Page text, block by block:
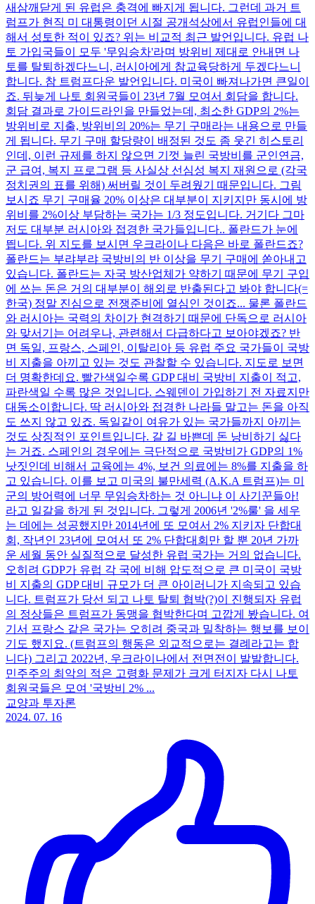
새삼깨닫게 된 유럽은 충격에 빠지게 됩니다. 그런데 과거 트
럼프가 현직 미 대통령이던 시절 공개석상에서 유럽인들에 대
해서 성토한 적이 있죠? 위는 비교적 최근 발언입니다. 유럽 나
토 가입국들이 모두 '무임승차'라며 방위비 제대로 안내면 나
토를 탈퇴하겠다느니, 러시아에게 참교육당하게 두겠다느니
합니다. 참 트럼프다운 발언입니다. 미국이 빠져나가면 큰일이
죠. 뒤늦게 나토 회원국들이 23년 7월 모여서 회담을 합니다.
회담 결과로 가이드라인을 만들었는데, 최소한 GDP의 2%는
방위비로 지출, 방위비의 20%는 무기 구매라는 내용으로 만들
게 됩니다. 무기 구매 할당량이 배정된 것도 좀 웃긴 히스토리
인데, 이런 규제를 하지 않으면 기껏 늘린 국방비를 군인연금,
군 급여, 복지 프로그램 등 사실상 선심성 복지 재원으로 (각국
정치권의 표를 위해) 써버릴 것이 두려웠기 때문입니다. 그림
보시죠 무기 구매율 20% 이상은 대부분이 지키지만 동시에 방
위비를 2%이상 부담하는 국가는 1/3 정도입니다. 거기다 그마
저도 대부분 러시아와 접경한 국가들입니다.. 폴란드가 눈에
띕니다. 위 지도를 보시면 우크라이나 다음은 바로 폴란드죠?
폴란드는 부랴부랴 국방비의 반 이상을 무기 구매에 쏟아내고
있습니다. 폴란드는 자국 방산업체가 약하기 때문에 무기 구입
에 쓰는 돈은 거의 대부분이 해외로 반출된다고 봐야 합니다(=
한국) 정말 진심으로 전쟁준비에 열심인 것이죠... 물론 폴란드
와 러시아는 국력의 차이가 현격하기 때문에 단독으로 러시아
와 맞서기는 어려우나, 관련해서 다급하다고 보아야겠죠? 반
면 독일, 프랑스, 스페인, 이탈리아 등 유럽 주요 국가들이 국방
비 지출을 아끼고 있는 것도 관찰할 수 있습니다. 지도로 보면
더 명확한데요. 빨간색일수록 GDP 대비 국방비 지출이 적고,
파란색일 수록 많은 것입니다. 스웨덴이 가입하기 전 자료지만
대동소이합니다. 딱 러시아와 접경한 나라들 말고는 돈을 아직
도 쓰지 않고 있죠. 독일같이 여유가 있는 국가들까지 아끼는
것도 상징적인 포인트입니다. 갈 길 바쁜데 돈 낭비하기 싫다
는 거죠. 스페인의 경우에는 극단적으로 국방비가 GDP의 1%
낫짓인데 비해서 교육에는 4%, 보건 의료에는 8%를 지출을 하
고 있습니다. 이를 보고 미국의 불만세력 (A.K.A 트럼프)는 미
군의 방어력에 너무 무임승차하는 것 아니냐 이 사기꾼들아!
라고 일갈을 하게 된 것입니다. 그렇게 2006년 '2%룰' 을 세우
는 데에는 성공했지만 2014년에 또 모여서 2% 지키자 단합대
회, 작년인 23년에 모여서 또 2% 단합대회만 할 뿐 20년 가까
운 세월 동안 실질적으로 달성한 유럽 국가는 거의 없습니다.
오히려 GDP가 유럽 각 국에 비해 압도적으로 큰 미국이 국방
비 지출의 GDP 대비 규모가 더 큰 아이러니가 지속되고 있습
니다. 트럼프가 당선 되고 나토 탈퇴 협박(?)이 진행되자 유럽
의 정상들은 트럼프가 동맹을 협박한다며 고깝게 봤습니다. 여
기서 프랑스 같은 국가는 오히려 중국과 밀착하는 행보를 보이
기도 했지요. (트럼프의 행동은 외교적으로는 결례라고는 합
니다) 그리고 2022년, 우크라이나에서 전면전이 발발합니다.
민주주의 최악의 적은 고령화 문제가 크게 터지자 다시 나토
회원국들은 모여 '국방비 2% ...
교양과 투자론
2024. 07. 16